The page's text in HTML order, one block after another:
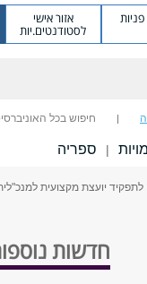
אזור אישי
לסטודנטים.יות
חיפוש בכל
| ספריה
לתפקיד יועצת מקצועית
חדשות